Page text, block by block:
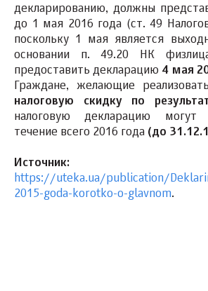
декларированию, должны
до 1 мая 2016 года (ст. 49
поскольку 1 мая является
основании п. 49.20 НК
предоставить декларацию 4 мая
Граждане, желающие
налоговую скидку
по
налоговую декларацию могут
течение всего 2016 года (до
Источник:
https://uteka.ua/publication/
2015-goda-korotko-o-glavnom.